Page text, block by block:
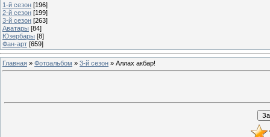
1-й сезон [196]
2-й сезон [199]
3-й сезон [263]
Аватары [84]
Юзербары [8]
Фан-арт [659]
Главная » Фотоальбом » 3-й сезон » Аллах акбар!